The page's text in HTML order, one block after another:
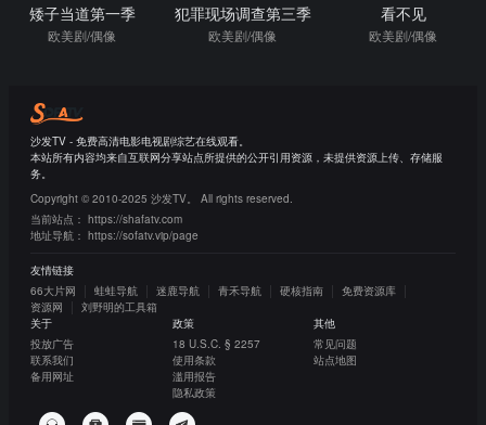
矮子当道第一季
欧美剧/偶像
犯罪现场调查第三季
欧美剧/偶像
看不见
欧美剧/偶像
沙发TV - 免费高清电影电视剧综艺在线观看。
本站所有内容均来自互联网分享站点所提供的公开引用资源，未提供资源上传、存储服
务。
Copyright © 2010-2025 沙发TV。 All rights reserved.
当前站点： https://shafatv.com
地址导航： https://sofatv.vip/page
友情链接
66大片网
蛙蛙导航 迷鹿导航 青禾导航 硬核指南
免费资源库
资源网
刘野明的工具箱
关于
投放广告
联系我们
备用网址
政策
18 U.S.C. § 2257
使用条款
滥用报告
隐私政策
其他
常见问题
站点地图